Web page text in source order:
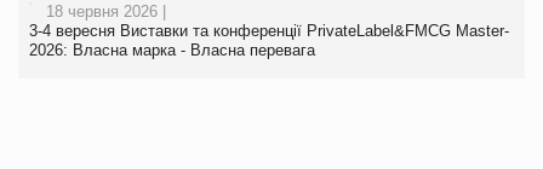
18 червня 2026 |
3-4 вересня Виставки та конференції PrivateLabel&FMCG Master-
2026: Власна марка - Власна перевага